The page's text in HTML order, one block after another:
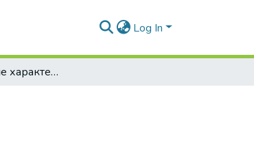
Log In
Статистические характеристики ошибок местоопределения цели в бистатической радиолокационной системе просветного типа